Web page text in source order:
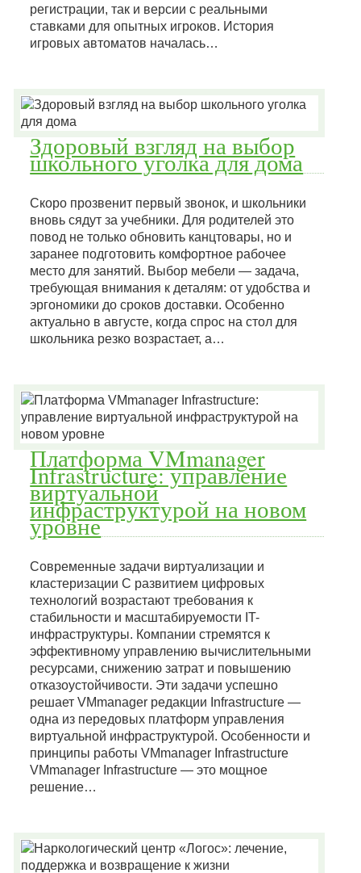
регистрации, так и версии с реальными
ставками для опытных игроков. История
игровых автоматов началась…
Здоровый взгляд на выбор
школьного уголка для дома
Скоро прозвенит первый звонок, и школьники
вновь сядут за учебники. Для родителей это
повод не только обновить канцтовары, но и
заранее подготовить комфортное рабочее
место для занятий. Выбор мебели — задача,
требующая внимания к деталям: от удобства и
эргономики до сроков доставки. Особенно
актуально в августе, когда спрос на стол для
школьника резко возрастает, а…
Платформа VMmanager
Infrastructure: управление
виртуальной
инфраструктурой на новом
уровне
Современные задачи виртуализации и
кластеризации С развитием цифровых
технологий возрастают требования к
стабильности и масштабируемости IT-
инфраструктуры. Компании стремятся к
эффективному управлению вычислительными
ресурсами, снижению затрат и повышению
отказоустойчивости. Эти задачи успешно
решает VMmanager редакции Infrastructure —
одна из передовых платформ управления
виртуальной инфраструктурой. Особенности и
принципы работы VMmanager Infrastructure
VMmanager Infrastructure — это мощное
решение…